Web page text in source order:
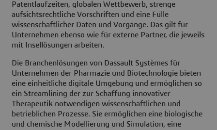
Patentlaufzeiten, globalen Wettbewerb, strenge
aufsichtsrechtliche Vorschriften und eine Fülle
wissenschaftlicher Daten und Vorgänge. Das gilt für
Unternehmen ebenso wie für externe Partner, die jeweils
mit Insellösungen arbeiten.
Die Branchenlösungen von Dassault Systèmes für
Unternehmen der Pharmazie und Biotechnologie bieten
eine einheitliche digitale Umgebung und ermöglichen so
ein Streamlining der zur Schaffung innovativer
Therapeutik notwendigen wissenschaftlichen und
betrieblichen Prozesse. Sie ermöglichen eine biologische
und chemische Modellierung und Simulation, eine